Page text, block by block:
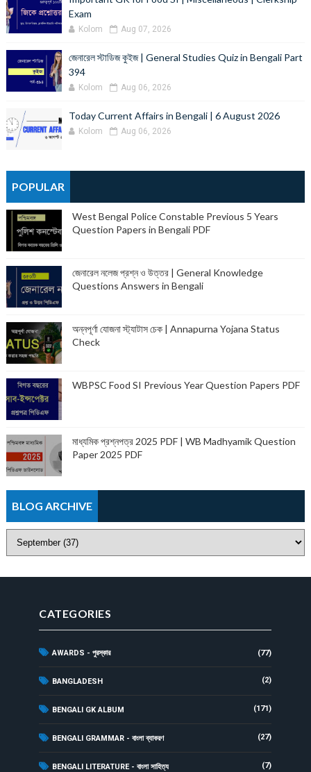
Exam
Kolom Aug 07, 2026
জেনারেল স্টাডিজ কুইজ | General Studies Quiz in Bengali Part
394
Kolom Aug 06, 2026
Today Current Affairs in Bengali | 6 August 2026
Kolom Aug 06, 2026
POPULAR
West Bengal Police Constable Previous 5 Years
Question Papers in Bengali PDF
জেনারেল নলেজ প্রশ্ন ও উত্তর | General Knowledge
Questions Answers in Bengali
অন্নপূর্ণা যোজনা স্ট্যাটাস চেক | Annapurna Yojana Status
Check
WBPSC Food SI Previous Year Question Papers PDF
মাধ্যমিক প্রশ্নপত্র 2025 PDF | WB Madhyamik Question
Paper 2025 PDF
BLOG ARCHIVE
CATEGORIES
AWARDS - পুরস্কার (77)
BANGLADESH (2)
BENGALI GK ALBUM (171)
BENGALI GRAMMAR - বাংলা ব্যাকরণ (27)
BENGALI LITERATURE - বাংলা সাহিত্য (7)